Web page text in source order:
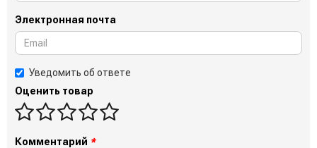
Электронная почта
Уведомить об ответе
Оценить товар
Комментарий *